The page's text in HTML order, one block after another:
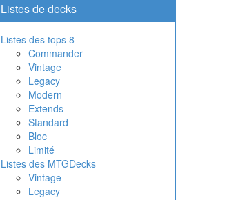
Listes de decks
Listes des tops 8
Commander
Vintage
Legacy
Modern
Extends
Standard
Bloc
Limité
Listes des MTGDecks
Vintage
Legacy